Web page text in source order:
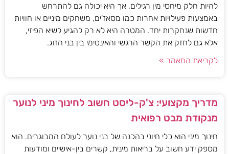
להיות חלק מיחסי מין רגילים, אך היא יכולה גם להתרחש
באמצעות פעילויות אחרות כמו מסאז'ים, משחקים מיניים או חוויות
חדשות שנחקרות יחד. המטרה היא לא רק להגיע לשיא הפיזי,
אלא גם לחזק את הקשר הרגשי והאינטימי בין בני הזוג.
לקריאת המאמר »
מדריך מקצועי: צ'ק-ליסט חשוב לחינוך מיני לנוער
מנקודת מבט רפואית
חינוך מיני הוא כלי חיוני בהכנה של בני נוער לעולם המבוגרים. הוא
מספק ידע חשוב על בריאות מינית, קשרים בין-אישיים ומודעות